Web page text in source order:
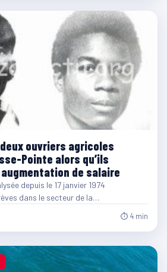
ouvriers agricoles
Pointe alors qu’ils
de salaire
depuis le 17 janvier 1974
dans le secteur de la…
⏱ 4 min